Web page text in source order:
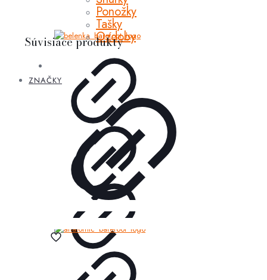
Ponožky
Tašky
Ozdoby
ZNAČKY
Súvisiace produkty